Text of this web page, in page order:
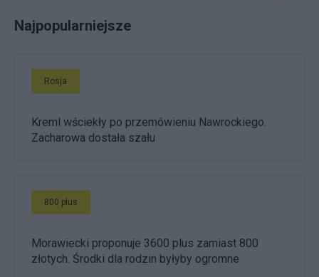
Najpopularniejsze
Rosja
Kreml wściekły po przemówieniu Nawrockiego.
Zacharowa dostała szału
800 plus
Morawiecki proponuje 3600 plus zamiast 800
złotych. Środki dla rodzin byłyby ogromne